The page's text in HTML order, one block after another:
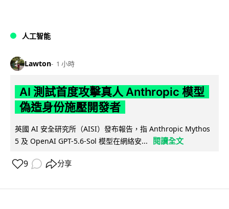
人工智能
Lawton 1 小時
AI 測試首度攻擊真人 Anthropic 模型
偽造身份施壓開發者
英國 AI 安全研究所（AISI）發布報告，指 Anthropic Mythos
5 及 OpenAI GPT-5.6-Sol 模型在網絡安...
閱讀全文
9 分享